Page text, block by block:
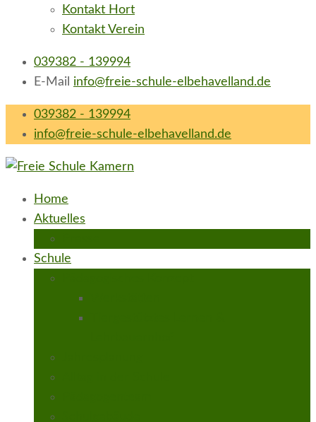
Kontakt Hort
Kontakt Verein
039382 - 139994
E-Mail info@freie-schule-elbehavelland.de
039382 - 139994
info@freie-schule-elbehavelland.de
Freie Schule Elbe-Havel-Land in Kamern
neugierig e.V.
Home
Aktuelles
Schule